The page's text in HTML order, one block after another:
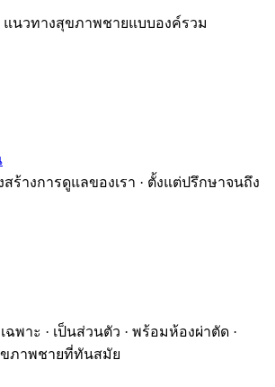
แนวทางสุขภาพชายแบบองค์รวม
ร้างการดูแลของเรา · ตั้งแต่ปรึกษาจนถึง
พาะ · เป็นส่วนตัว · พร้อมห้องผ่าตัด ·
ภาพชายที่ทันสมัย